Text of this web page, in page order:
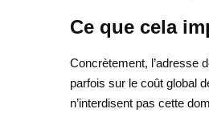
Ce que cela
Concrètement, l’adresse
parfois sur le coût global
n’interdisent pas cette